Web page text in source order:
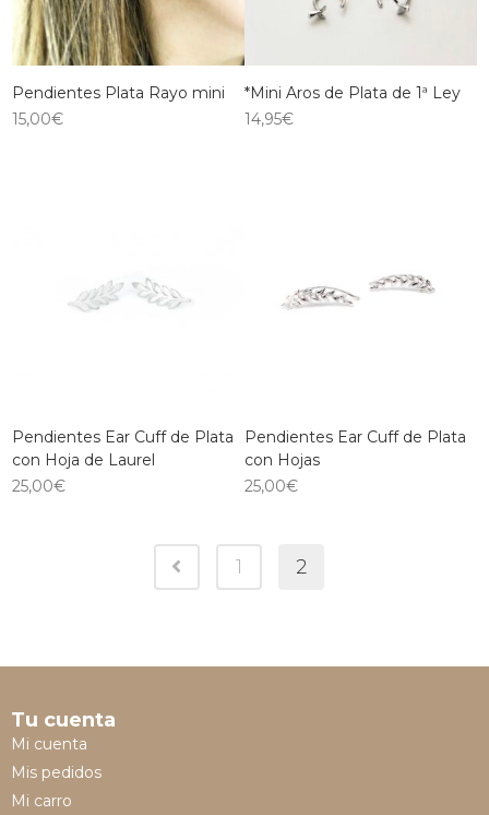
Pendientes Plata Rayo mini
15,00€
*Mini Aros de Plata de 1ª Ley
14,95€
Pendientes Ear Cuff de Plata
con Hoja de Laurel
25,00€
Pendientes Ear Cuff de Plata
con Hojas
25,00€
1 2
Tu cuenta
Mi cuenta
Mis pedidos
Mi carro